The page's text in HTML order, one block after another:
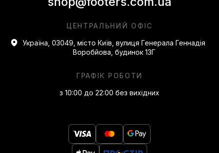
ЦЕНТРАЛЬНИЙ ОФІС
Україна, 03049, місто Київ, вулиця Генерала Геннадія
Воробйова, будинок 13Г
ГРАФІК РОБОТИ
з 10:00 до 22:00 без вихідних